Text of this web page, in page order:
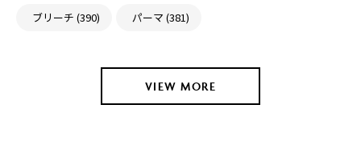
ブリーチ (390) パーマ (381)
VIEW MORE